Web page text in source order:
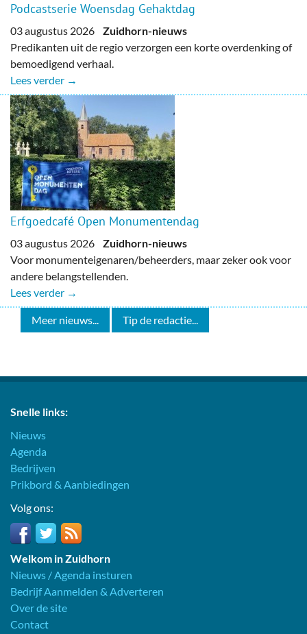
Podcastserie Woensdag Gehaktdag
03 augustus 2026 Zuidhorn-nieuws
Predikanten uit de regio verzorgen een korte overdenking of
bemoedigend verhaal.
Lees verder →
Erfgoedcafé Open Monumentendag
03 augustus 2026 Zuidhorn-nieuws
Voor monumenteigenaren/beheerders, maar zeker ook voor
andere belangstellenden.
Lees verder →
Meer nieuws... Tip de redactie...
Snelle links:
Nieuws
Agenda
Bedrijven
Prikbord & Aanbiedingen
Volg ons:
Welkom in Zuidhorn
Nieuws / Agenda insturen
Bedrijf Aanmelden & Adverteren
Over de site
Contact